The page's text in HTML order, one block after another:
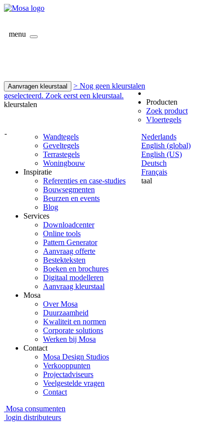
menu
Aanvragen kleurstaal
> Nog geen kleurstalen
geselecteerd. Zoek eerst een kleurstaal.
kleurstalen
-
Nederlands
English (global)
English (US)
Deutsch
Français
taal
Producten
Zoek product
Vloertegels
Wandtegels
Geveltegels
Terrastegels
Woningbouw
Inspiratie
Referenties en case-studies
Bouwsegmenten
Beurzen en events
Blog
Services
Downloadcenter
Online tools
Pattern Generator
Aanvraag offerte
Bestekteksten
Boeken en brochures
Digitaal modelleren
Aanvraag kleurstaal
Mosa
Over Mosa
Duurzaamheid
Kwaliteit en normen
Corporate solutions
Werken bij Mosa
Contact
Mosa Design Studios
Verkooppunten
Projectadviseurs
Veelgestelde vragen
Contact
Mosa consumenten
login distributeurs